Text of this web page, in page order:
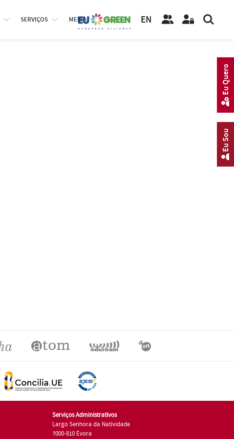
SERVIÇOS MEDIA EN
Serviços Administrativos
Largo Senhora da Natividade
7000-810 Évora
Eu Sou
Eu Quero